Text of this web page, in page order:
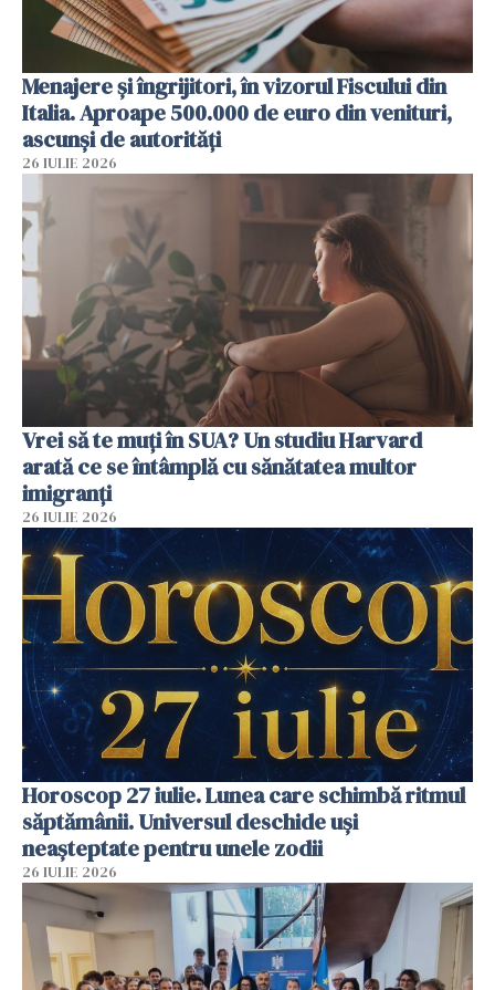
Menajere și îngrijitori, în vizorul Fiscului din
Italia. Aproape 500.000 de euro din venituri,
ascunși de autorități
26 IULIE 2026
Vrei să te muți în SUA? Un studiu Harvard
arată ce se întâmplă cu sănătatea multor
imigranți
26 IULIE 2026
Horoscop 27 iulie. Lunea care schimbă ritmul
săptămânii. Universul deschide uși
neașteptate pentru unele zodii
26 IULIE 2026